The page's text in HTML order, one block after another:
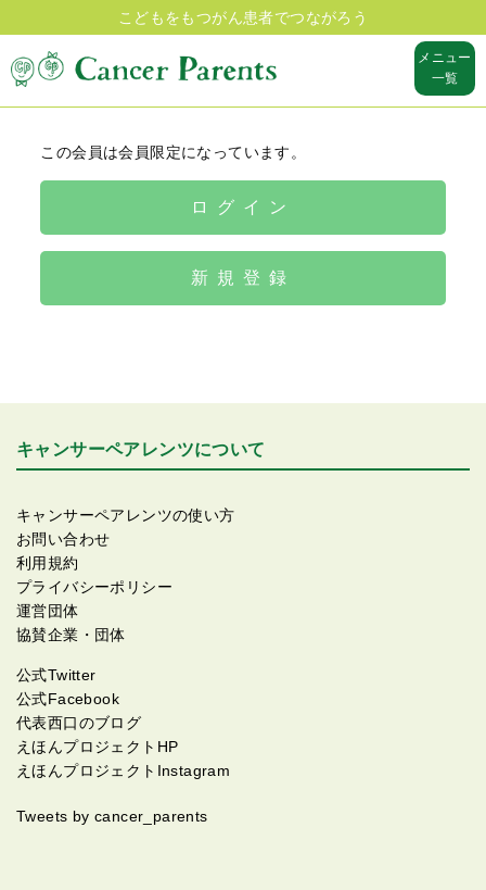
こどもをもつがん患者でつながろう
メニュー
一覧
この会員は会員限定になっています。
ログイン
新規登録
キャンサーペアレンツについて
キャンサーペアレンツの使い方
お問い合わせ
利用規約
プライバシーポリシー
運営団体
協賛企業・団体
公式Twitter
公式Facebook
代表西口のブログ
えほんプロジェクトHP
えほんプロジェクトInstagram
Tweets by cancer_parents